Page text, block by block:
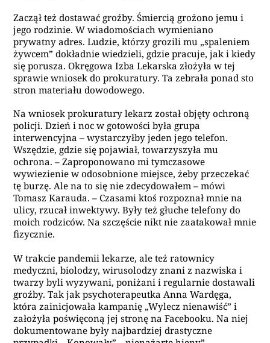
Zaczął też dostawać groźby. Śmiercią grożono jemu i
jego rodzinie. W wiadomościach wymieniano
prywatny adres. Ludzie, którzy grozili mu „spaleniem
żywcem” dokładnie wiedzieli, gdzie pracuje, jak i kiedy
się porusza. Okręgowa Izba Lekarska złożyła w tej
sprawie wniosek do prokuratury. Ta zebrała ponad sto
stron materiału dowodowego.
Na wniosek prokuratury lekarz został objęty ochroną
policji. Dzień i noc w gotowości była grupa
interwencyjna – wystarczyłby jeden jego telefon.
Wszędzie, gdzie się pojawiał, towarzyszyła mu
ochrona. – Zaproponowano mi tymczasowe
wywiezienie w odosobnione miejsce, żeby przeczekać
tę burzę. Ale na to się nie zdecydowałem – mówi
Tomasz Karauda. – Czasami ktoś rozpoznał mnie na
ulicy, rzucał inwektywy. Były też głuche telefony do
moich rodziców. Na szczęście nikt nie zaatakował mnie
fizycznie.
W trakcie pandemii lekarze, ale też ratownicy
medyczni, biolodzy, wirusolodzy znani z nazwiska i
twarzy byli wyzywani, poniżani i regularnie dostawali
groźby. Tak jak psychoterapeutka Anna Wardęga,
która zainicjowała kampanię „Wylecz nienawiść” i
założyła poświęconą jej stronę na Facebooku. Na niej
dokumentowane były najbardziej drastyczne